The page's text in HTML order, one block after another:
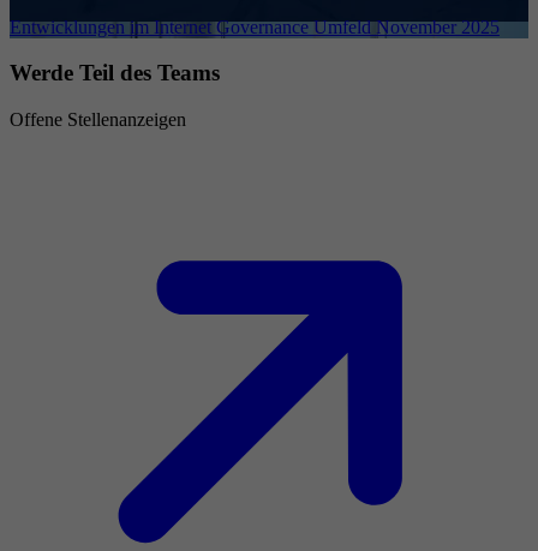
Entwicklungen im Internet Governance Umfeld November 2025
Werde Teil des Teams
Offene Stellenanzeigen